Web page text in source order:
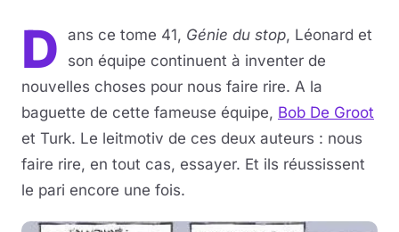
D ans ce tome 41, Génie du stop, Léonard et
son équipe continuent à inventer de
nouvelles choses pour nous faire rire. A la
baguette de cette fameuse équipe, Bob De Groot
et Turk. Le leitmotiv de ces deux auteurs : nous
faire rire, en tout cas, essayer. Et ils réussissent
le pari encore une fois.